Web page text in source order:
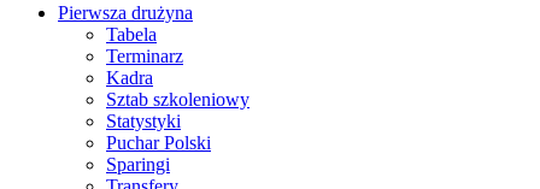
Pierwsza drużyna
Tabela
Terminarz
Kadra
Sztab szkoleniowy
Statystyki
Puchar Polski
Sparingi